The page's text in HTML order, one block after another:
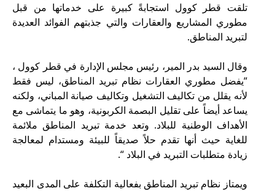
تلقت قطر كوول استجابةً كبيرة على خدماتها من قبل
مطوري المشاريع والعقارات والتي جذبتهم الفوائد العديدة
لتبريد المناطق.
وقال السيد بدر المير، رئيس مجلس الإدارة في قطر كوول ،
“يفضل مطوري العقارات نظام تبريد المناطق، ليس فقط
لأنه يقلل من تكاليف التشغيل وتكاليف صيانة المباني، ولكنه
يساعد أيضاً على تقليل البصمة الكربونية، وهو ما يتماشى مع
الأهداف الوطنية للبلاد. وتعد خدمة تبريد المناطق ملائمة
للغاية حيث أنها تقدم حلاً صديقاً للبيئة ومستدام لمعالجة
زيادة متطلبات التبريد في البلاد “.
ويمتاز نظام تبريد المناطق بفعالية التكلفة على المدى البعيد